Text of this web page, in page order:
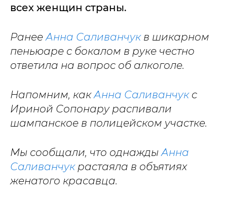
всех женщин страны.
Ранее Анна Саливанчук в шикарном
пеньюаре с бокалом в руке честно
ответила на вопрос об алкоголе.
Напомним, какАнна Саливанчукс
Ириной Сопонару распивали
шампанское в полицейском участке.
Мы сообщали, что однажды Анна
Саливанчукрастаяла в объятиях
женатого красавца.